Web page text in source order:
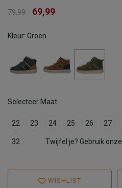
79,99 69,99
Kleur: Groen
Selecteer Maat
22 23 24 25 26 27
32 Twijfel je? Gebruik onze
WISHLIST